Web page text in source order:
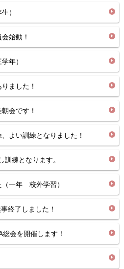
）
始動！
年）
ました！
会です！
よい訓練となりました！
訓練となります。
（一年 校外学習）
終了しました！
会を開催します！